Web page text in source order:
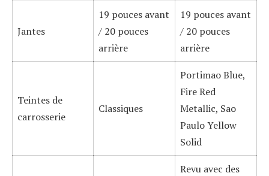
Jantes
19 pouces avant
/ 20 pouces
arrière
19 pouces avant
/ 20 pouces
arrière
Teintes de
carrosserie
Classiques
Portimao Blue,
Fire Red
Metallic, Sao
Paulo Yellow
Solid
Revu avec des